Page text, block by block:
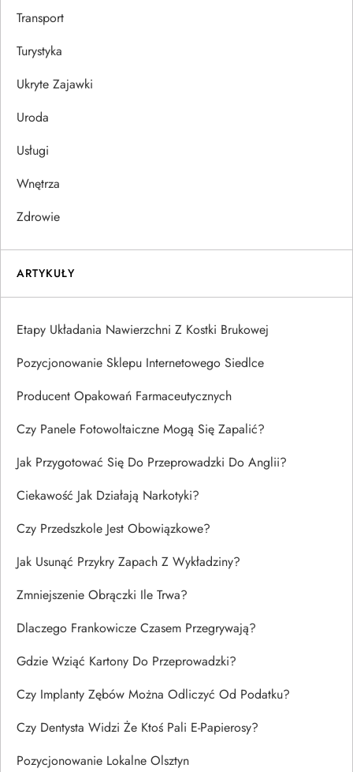
Transport
Turystyka
Ukryte Zajawki
Uroda
Usługi
Wnętrza
Zdrowie
ARTYKUŁY
Etapy Układania Nawierzchni Z Kostki Brukowej
Pozycjonowanie Sklepu Internetowego Siedlce
Producent Opakowań Farmaceutycznych
Czy Panele Fotowoltaiczne Mogą Się Zapalić?
Jak Przygotować Się Do Przeprowadzki Do Anglii?
Ciekawość Jak Działają Narkotyki?
Czy Przedszkole Jest Obowiązkowe?
Jak Usunąć Przykry Zapach Z Wykładziny?
Zmniejszenie Obrączki Ile Trwa?
Dlaczego Frankowicze Czasem Przegrywają?
Gdzie Wziąć Kartony Do Przeprowadzki?
Czy Implanty Zębów Można Odliczyć Od Podatku?
Czy Dentysta Widzi Że Ktoś Pali E-Papierosy?
Pozycjonowanie Lokalne Olsztyn